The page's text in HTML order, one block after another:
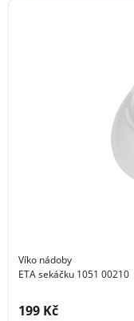
Víko nádoby
ETA sekáčku 1051 00210
Cena s DPH:
199 Kč